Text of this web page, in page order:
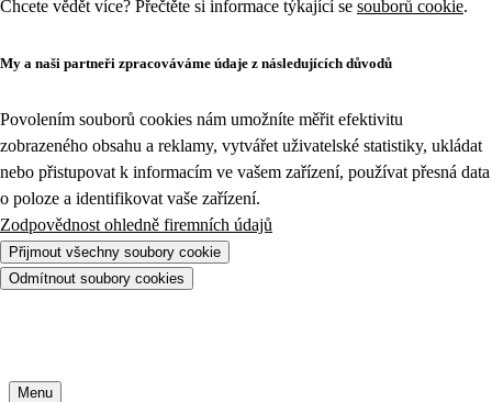
Chcete vědět více? Přečtěte si informace týkající se souborů cookie.
My a naši partneři zpracováváme údaje z následujících důvodů
Povolením souborů cookies nám umožníte měřit efektivitu
zobrazeného obsahu a reklamy, vytvářet uživatelské statistiky, ukládat
nebo přistupovat k informacím ve vašem zařízení, používat přesná data
o poloze a identifikovat vaše zařízení.
Zodpovědnost ohledně firemních údajů
Přijmout všechny soubory cookie
Odmítnout soubory cookies
Menu